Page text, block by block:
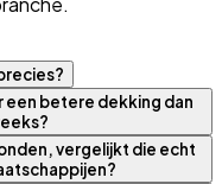
een betere dekking dan
vergelijkt die echt